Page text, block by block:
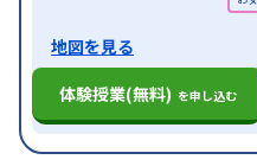
地図を見る
体験授業(無料) を申し込む